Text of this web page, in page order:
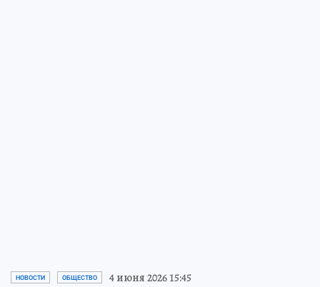
НОВОСТИ ОБЩЕСТВО 4 июня 2026 15:45